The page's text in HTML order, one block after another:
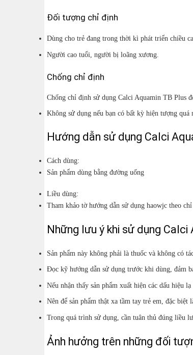
Đối tượng chỉ định
Dùng cho trẻ đang trong thời kì phát triển chiều
Người cao tuổi, người bị loãng xương.
Chống chỉ định
Chống chỉ định sử dụng Calci Aquamin TB Plus
Không sử dụng nếu bạn có bất kỳ hiện tượng quá
Hướng dẫn sử dụng Calci
Cách dùng:
Sản phẩm dùng bằng đường uống
Liều dùng:
Tham khảo tờ hướng dẫn sử dụng haowjc theo
Những lưu ý khi sử dụng Calci
Sản phẩm này không phải là thuốc và không có
Đọc kỹ hướng dẫn sử dụng trước khi dùng, đảm
Nếu nhận thấy sản phẩm xuất hiện các dấu hiệu
Nên để sản phẩm thật xa tầm tay trẻ em, đặc biệt
Trong quá trình sử dụng, cần tuân thủ đúng liều
Ảnh hưởng trên những đối